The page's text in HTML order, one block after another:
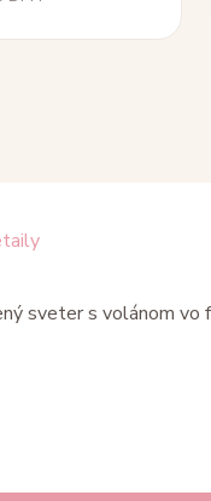
sveter s volánom vo